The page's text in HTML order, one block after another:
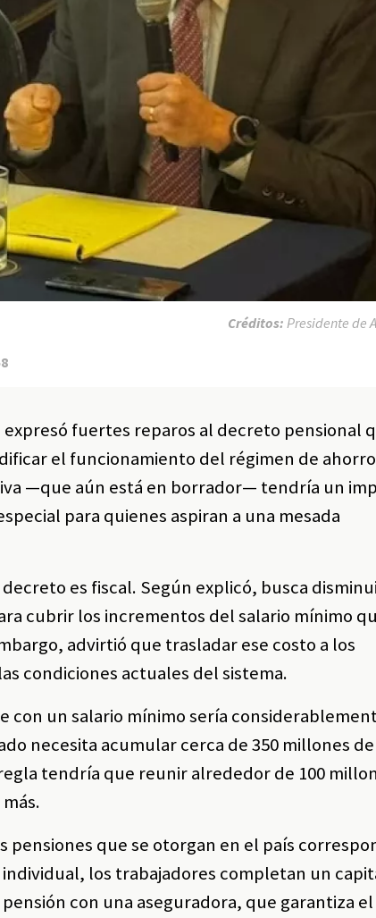
Créditos: Presidente de
fuertes reparos al decreto pensional
el funcionamiento del régimen de ahorro
—que aún está en borrador— tendría un
para quienes aspiran a una mesada
es fiscal. Según explicó, busca
cubrir los incrementos del salario mínimo
advirtió que trasladar ese costo a los
condiciones actuales del sistema.
con un salario mínimo sería
necesita acumular cerca de 350 millones de
tendría que reunir alrededor de 100
pensiones que se otorgan en el país
los trabajadores completan un
con una aseguradora, que garantiza el